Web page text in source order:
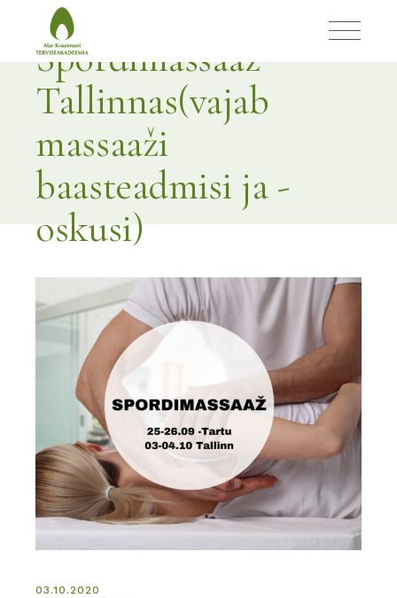
Spordimassaaž
Tallinnas(vajab
massaaži
baasteadmisi ja -
oskusi)
03.10.2020